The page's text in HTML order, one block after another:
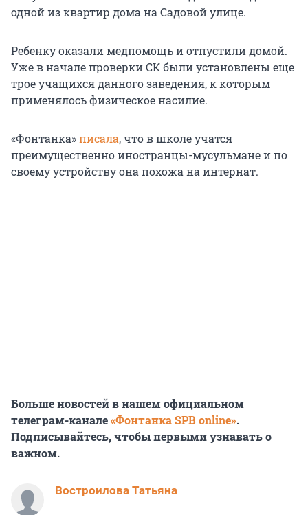
одной из квартир дома на Садовой улице.
Ребенку оказали медпомощь и отпустили домой.
Уже в начале проверки СК были установлены еще
трое учащихся данного заведения, к которым
применялось физическое насилие.
«Фонтанка»писала, что в школе учатся
преимущественно иностранцы-мусульмане и по
своему устройству она похожа на интернат.
Больше новостей в нашем официальном
телеграм-канале«Фонтанка SPB online».
Подписывайтесь, чтобы первыми узнавать о
важном.
Востроилова Татьяна